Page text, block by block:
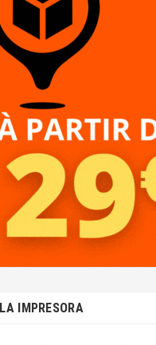
IMPRESORA